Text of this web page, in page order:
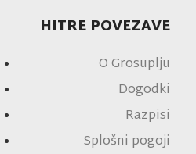
HITRE POVEZAVE
O Grosuplju
Dogodki
Razpisi
Splošni pogoji